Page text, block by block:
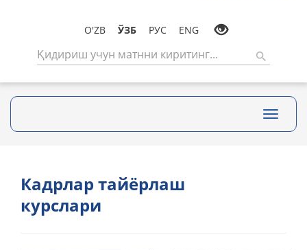
O'ZB ЎЗБ РУС ENG
Toggle
Кадрлар тайёрлаш
курслари